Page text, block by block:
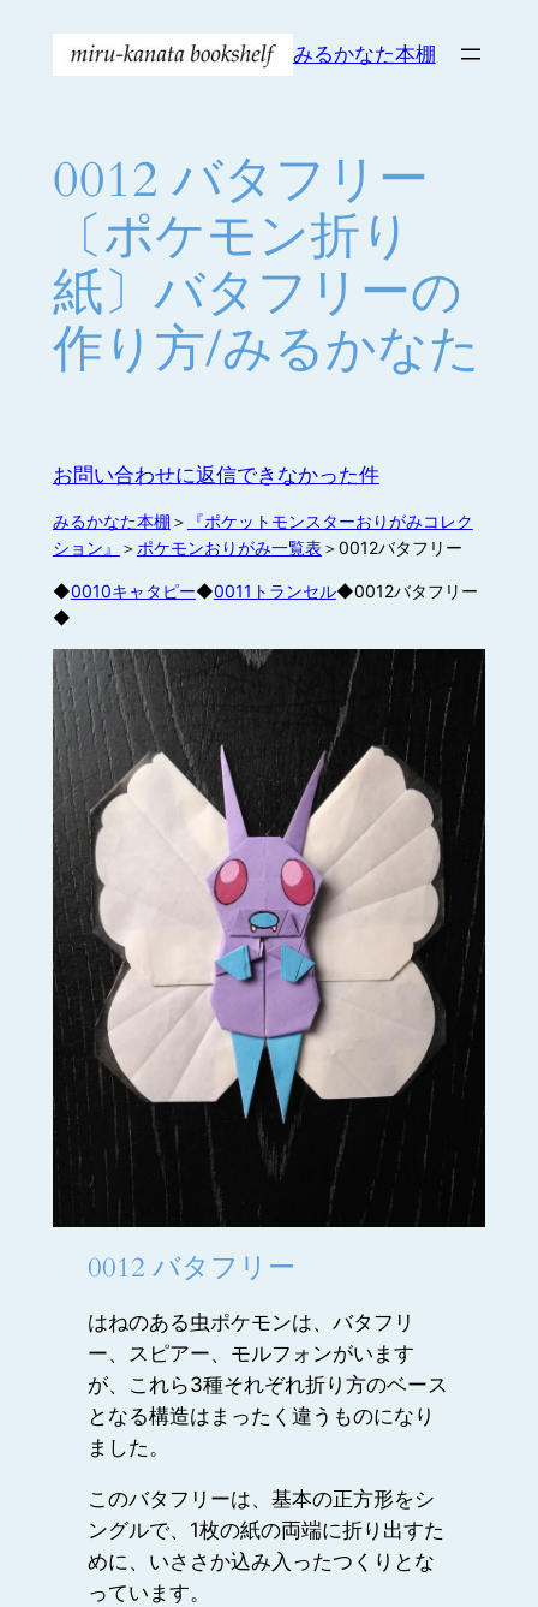
みるかなた本棚
0012 バタフリー
〔ポケモン折り
紙〕バタフリーの
作り方/みるかなた
お問い合わせに返信できなかった件
みるかなた本棚 ＞
『ポケットモンスターおりがみコレク
ション』
＞ ポケモンおりがみ一覧表 ＞0012バタフリー
◆0010キャタピー◆0011トランセル◆0012バタフリー
◆
0012 バタフリー
はねのある虫ポケモンは、バタフリ
ー、スピアー、モルフォンがいます
が、これら3種それぞれ折り方のベース
となる構造はまったく違うものになり
ました。
このバタフリーは、基本の正方形をシ
ングルで、1枚の紙の両端に折り出すた
めに、いささか込み入ったつくりとな
っています。